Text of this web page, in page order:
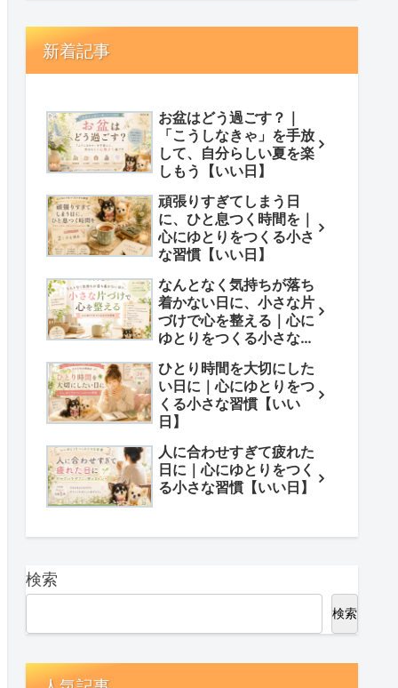
新着記事
お盆はどう過ごす？｜
「こうしなきゃ」を手放
して、自分らしい夏を楽
しもう【いい日】
頑張りすぎてしまう日
に、ひと息つく時間を｜
心にゆとりをつくる小さ
な習慣【いい日】
なんとなく気持ちが落ち
着かない日に、小さな片
づけで心を整える｜心に
ゆとりをつくる小さな習
ひとり時間を大切にした
い日に｜心にゆとりをつ
くる小さな習慣【いい
日】
人に合わせすぎて疲れた
日に｜心にゆとりをつく
る小さな習慣【いい日】
検索
検索